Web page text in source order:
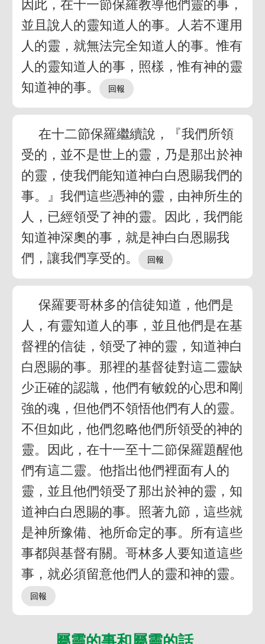
因此，在十一節保羅教導他們靈的事，
並且說人的靈知道人的事。人若不運用
人的靈，就無法完全知道人的事。惟有
人的靈知道人的事，照樣，惟有神的靈
知道神的事。
在十二節保羅繼續說，『我們所領
受的，並不是世上的靈，乃是那出於神
的靈，使我們能知道神白白恩賜我們的
事。』我們這些憑神的靈，由神所生的
人，已經領受了神的靈。因此，我們能
知道神深奧的事，就是神白白恩賜我
們，讓我們享受的。
保羅要哥林多的信徒知道，他們是
人，有靈知道人的事，並且他們是在基
督裡的信徒，領受了神的靈，知道神白
白恩賜的事。那裡的基督徒對這二靈缺
少正確的認識，他們有敏銳的心思和剛
強的魂，但他們不領悟他們有人的靈。
不但如此，他們忽略他們所領受的神的
靈。因此，在十一至十二節保羅題醒他
們有這二靈。他指出他們裡面有人的
靈，並且他們領受了那出於神的靈，知
道神白白恩賜的事。照著九節，這些就
是神所豫備、祂所命定的事。所有這些
事都與基督有關。哥林多人要知道這些
事，就必須留意他們人的靈和神的靈。